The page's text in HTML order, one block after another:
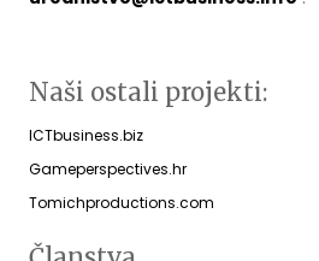
Naši ostali projekti:
ICTbusiness.biz
Gameperspectives.hr
Tomichproductions.com